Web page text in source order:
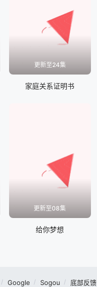
更新至24集
家庭关系证明书
更新至08集
给你梦想
Google Sogou 底部反馈